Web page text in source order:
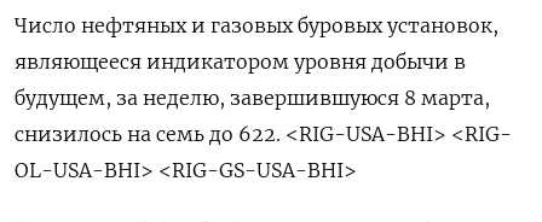
Число нефтяных и газовых буровых установок,
являющееся индикатором уровня добычи в
будущем, за неделю, завершившуюся 8 марта,
снизилось на семь до 622. <RIG-USA-BHI> <RIG-
OL-USA-BHI> <RIG-GS-USA-BHI>